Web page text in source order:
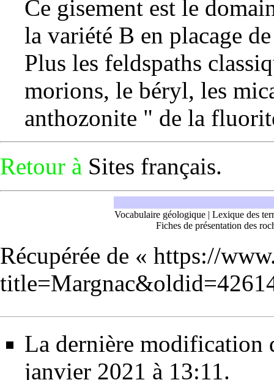
Ce gisement est le
la variété B en placage
Plus les feldspaths
morions, le béryl, les
anthozonite " de la
Retour à Sites français.
Vocabulaire géologique| Lexique des
Fiches de présentation des
Récupérée de « https://
La dernière modification
janvier 2021 à 13:11.